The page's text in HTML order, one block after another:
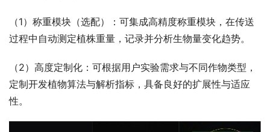
（1）称重模块（选配）：可集成高精度称重模块，在传送
过程中自动测定植株重量，记录并分析生物量变化趋势。
（2）高度定制化：可根据用户实验需求与不同作物类型，
定制开发植物算法与解析指标，具备良好的扩展性与适应
性。